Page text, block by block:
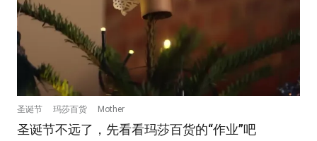
圣诞节 玛莎百货 Mother
圣诞节不远了，先看看玛莎百货的“作业”吧